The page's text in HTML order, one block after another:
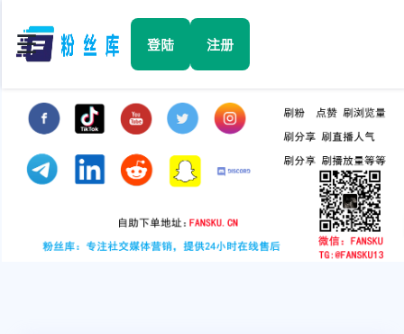
☰ 登陆 注册
Facebook
TikTok
YouTube